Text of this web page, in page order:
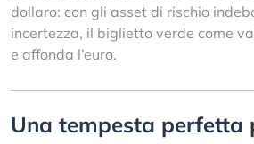
dollaro: con gli asset di rischio
incertezza, il biglietto verde come
e affonda l’euro.
Una tempesta perfetta